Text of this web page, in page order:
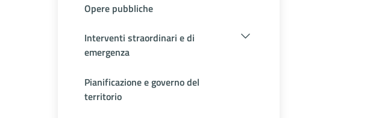
Opere pubbliche
Interventi straordinari e di
emergenza
Pianificazione e governo del
territorio